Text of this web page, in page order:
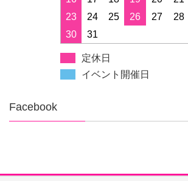
23
24 25 26 27 28
30
31
定休日
イベント開催日
Facebook